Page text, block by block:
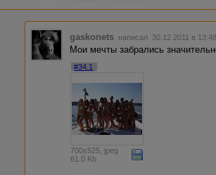
gaskonets написал 30.12.2011 в
Мои мечты забрались
#34.1
700x525, jpeg
61.0 Kb